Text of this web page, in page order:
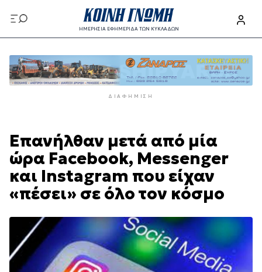
προς
το
περιεχόμενο
ΗΜΕΡΗΣΙΑ ΕΦΗΜΕΡΙΔΑ ΤΩΝ ΚΥΚΛΑΔΩΝ
προς
το
κυρίως
ΔΙΑΦΉΜΙΣΗ
Επανήλθαν μετά από μία
ώρα Facebook, Messenger
και Instagram που είχαν
«πέσει» σε όλο τον κόσμο